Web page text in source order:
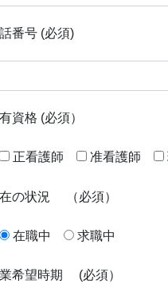
番号 (必須)
資格 (必須）
正看護師 准看護師
の状況 （必須）
在職中 求職中
希望時期 (必須）